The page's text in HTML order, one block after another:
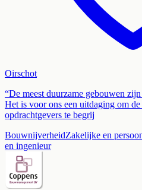
Oirschot
“De meest duurzame gebouwen
Het is voor ons een uitdaging om
opdrachtgevers te begrij
BouwnijverheidZakelijke en
en ingenieur